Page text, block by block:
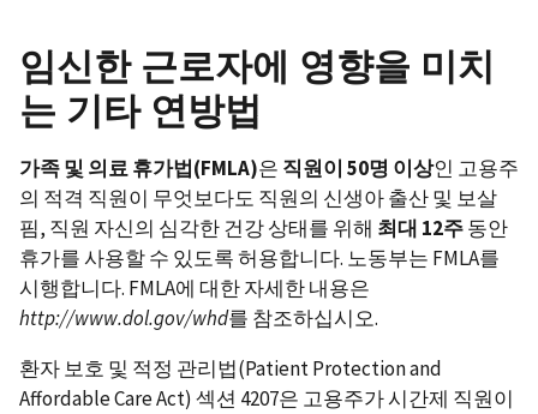
임신한 근로자에 ​​영향을 미치
는 기타 연방법
가족및 의료휴가법(FMLA)은 직원이 50명 이상인 고용주
의 적격 직원이 무엇보다도 직원의 신생아 출산 및 보살
핌, 직원 자신의 심각한 건강 상태를 위해 최대 12주동안
휴가를 사용할 수 있도록 허용합니다. 노동부는 FMLA를
시행합니다. FMLA에 대한 자세한 내용은
http://www.dol.gov/whd를 참조하십시오.
환자 보호 및 적정 관리법(Patient Protection and
Affordable Care Act) 섹션 4207은 고용주가 시간제 직원이